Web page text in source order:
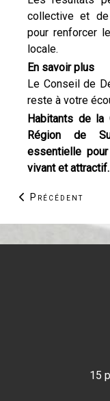
collective et
pour renforcer
locale.
En savoir plus
Le Conseil de
reste à votre
Habitants de la
Région de
essentielle
vivant et attractif.
Article
Précédent
15